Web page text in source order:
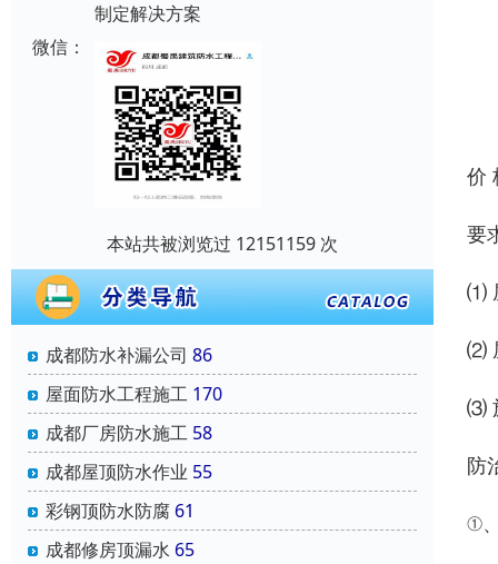
制定解决方案
微信：
本站共被浏览过 12151159 次
成都防水补漏公司 86
屋面防水工程施工 170
成都厂房防水施工 58
成都屋顶防水作业 55
彩钢顶防水防腐 61
成都修房顶漏水 65
价
要
⑴
⑵
⑶
防
①